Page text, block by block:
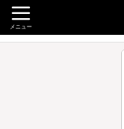
メニュー